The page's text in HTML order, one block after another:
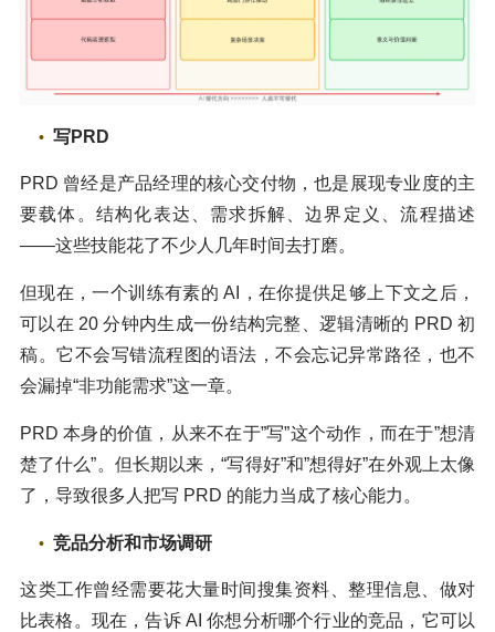
写PRD
PRD 曾经是产品经理的核心交付物，也是展现专业度的主
要载体。结构化表达、需求拆解、边界定义、流程描述
——这些技能花了不少人几年时间去打磨。
但现在，一个训练有素的 AI，在你提供足够上下文之后，
可以在 20 分钟内生成一份结构完整、逻辑清晰的 PRD 初
稿。它不会写错流程图的语法，不会忘记异常路径，也不
会漏掉“非功能需求”这一章。
PRD 本身的价值，从来不在于”写”这个动作，而在于”想清
楚了什么”。但长期以来，“写得好”和”想得好”在外观上太像
了，导致很多人把写 PRD 的能力当成了核心能力。
竞品分析和市场调研
这类工作曾经需要花大量时间搜集资料、整理信息、做对
比表格。现在，告诉 AI 你想分析哪个行业的竞品，它可以